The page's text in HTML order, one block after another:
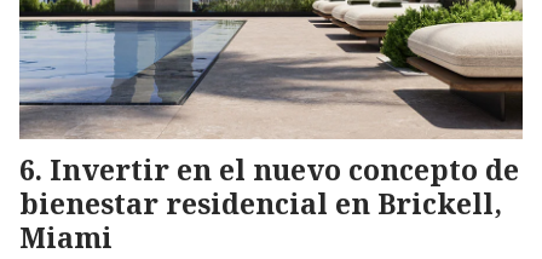
Invertir en el nuevo concepto de
bienestar residencial en Brickell,
Miami